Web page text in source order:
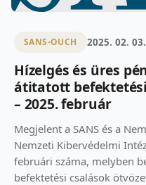
SANS-OUCH 2025. 02. 03.
Hízelgés és üres
átitatott befektetési
– 2025. február
Megjelent a SANS és a
Nemzeti Kibervédelmi
februári száma, melyben
befektetési csalások